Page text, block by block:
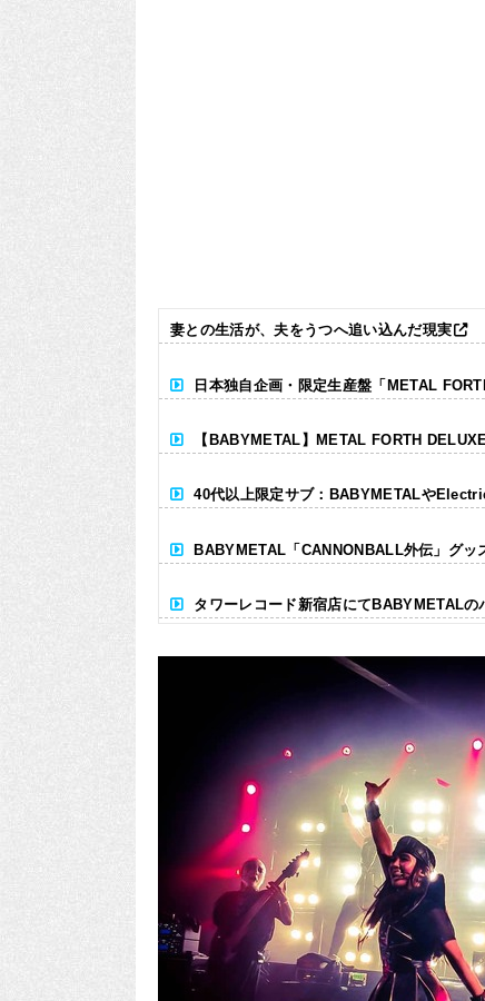
妻との生活が、夫をうつへ追い込んだ現実
日本独自企画・限定生産盤「METAL
【BABYMETAL】METAL FORTH
40代以上限定サブ：BABYMETALや
BABYMETAL「CANNONBALL外伝」グッ
タワーレコード新宿店にてBABYMETALの